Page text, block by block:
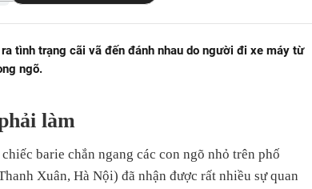
tình trạng cãi vã đến đánh nhau do người đi xe máy từ
ngõ.
làm
barie chắn ngang các con ngõ nhỏ trên phố
Xuân, Hà Nội) đã nhận được rất nhiều sự quan